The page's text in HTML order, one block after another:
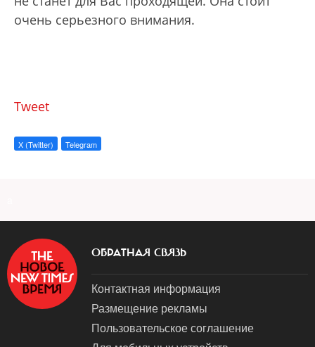
очень серьезного внимания.
Tweet
X (Twitter) Telegram
ОБРАТНАЯ СВЯЗЬ
Контактная информация
Размещение рекламы
Пользовательское соглашение